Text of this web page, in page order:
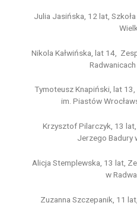
Julia Jasińska, 12 lat,
Nikola Kałwińska, lat 14,
Tymoteusz Knapiński, lat
im. Piastów
Krzysztof Pilarczyk, 13
Jerzego Badury
Alicja Stemplewska, 13 lat,
w
Zuzanna Szczepanik, 11